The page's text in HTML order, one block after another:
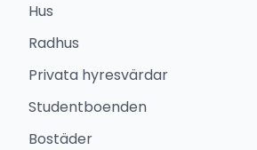
Hus
Radhus
Privata hyresvärdar
Studentboenden
Bostäder